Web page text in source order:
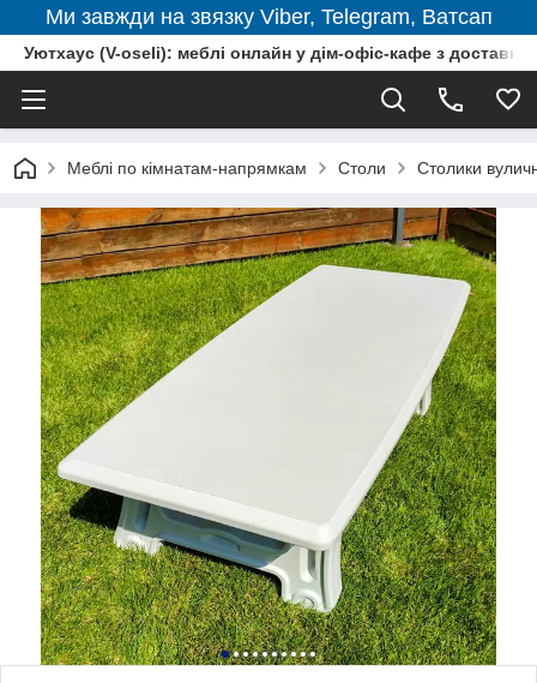
Ми завжди на звязку Viber, Telegram, Ватсап
Уютхаус (V-oseli): меблі онлайн у дім-офіс-кафе з
Меблі по кімнатам-напрямкам Столи Столики